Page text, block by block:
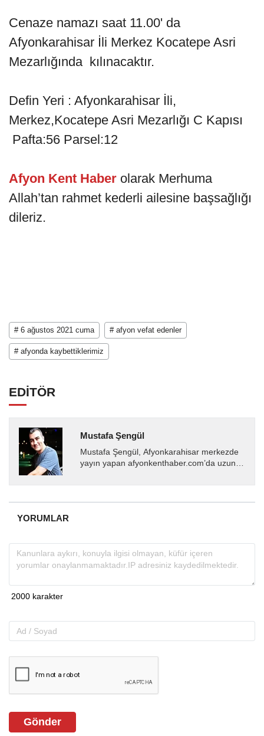
Cenaze namazı saat 11.00' da
Afyonkarahisar İli Merkez Kocatepe Asri
Mezarlığında kılınacaktır.
Defin Yeri : Afyonkarahisar İli,
Merkez,Kocatepe Asri Mezarlığı C Kapısı
Pafta:56 Parsel:12
Afyon Kent Haber olarak Merhuma
Allah’tan rahmet kederli ailesine başsağlığı
dileriz.
# 6 ağustos 2021 cuma # afyon vefat edenler
# afyonda kaybettiklerimiz
EDİTÖR
Mustafa Şengül
Mustafa Şengül, Afyonkarahisar merkezde
yayın yapan afyonkenthaber.com’da uzun
almakta, haber akışı...
YORUMLAR
Gönder